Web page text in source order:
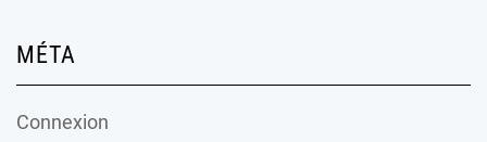
MÉTA
Connexion